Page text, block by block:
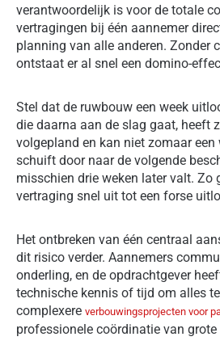
verantwoordelijk is voor de totale
vertragingen bij één aannemer
planning van alle anderen. Zonder
ontstaat er al snel een domino-
Stel dat de ruwbouw een week
die daarna aan de slag gaat, heeft
volgepland en kan niet zomaar een
schuift door naar de volgende
misschien drie weken later valt. Zo
vertraging snel uit tot een forse
Het ontbreken van één centraal
dit risico verder. Aannemers
onderling, en de opdrachtgever
technische kennis of tijd om alles
complexere verbouwingsprojecten voor
professionele coördinatie van grote